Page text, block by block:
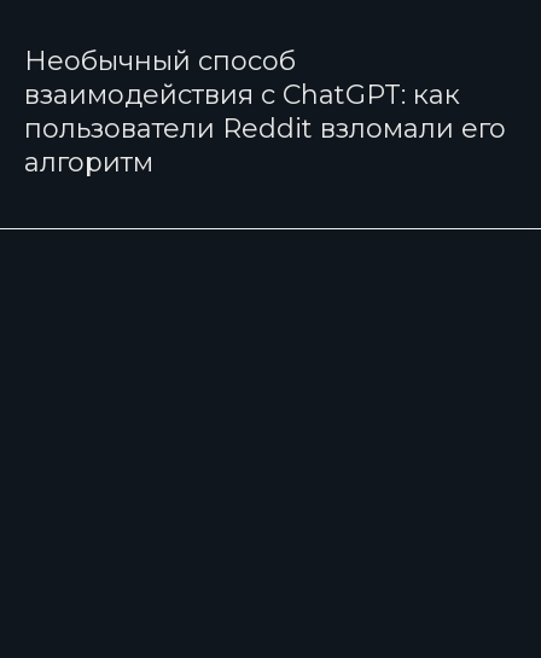
Необычный способ
взаимодействия с ChatGPT: как
пользователи Reddit взломали его
алгоритм